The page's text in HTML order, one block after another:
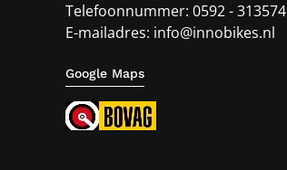
Telefoonnummer: 0592 - 313574
E-mailadres: info@innobikes.nl
Google Maps